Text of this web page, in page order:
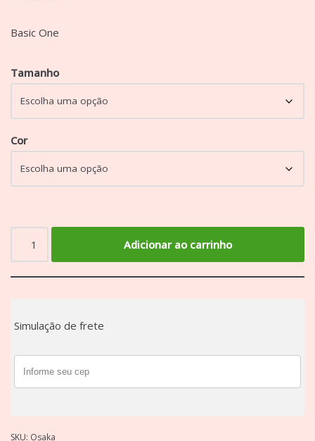
Basic One
Tamanho
Cor
Adicionar ao carrinho
Simulação de frete
SKU: Osaka